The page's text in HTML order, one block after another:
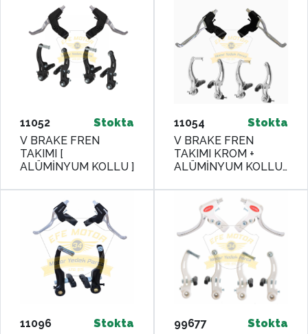
11052
Stokta
V BRAKE FREN
TAKIMI [
ALÜMİNYUM KOLLU ]
11054
Stokta
V BRAKE FREN
TAKIMI KROM +
ALÜMİNYUM KOLLU
11096
Stokta
99677
Stokta